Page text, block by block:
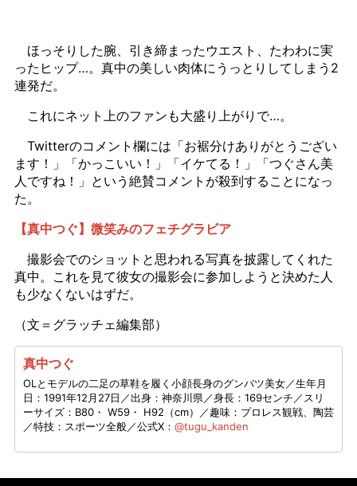
ほっそりした腕、引き締まったウエスト、たわわに実
ったヒップ…。真中の美しい肉体にうっとりしてしまう2
連発だ。
これにネット上のファンも大盛り上がりで…。
Twitterのコメント欄には「お裾分けありがとうござい
ます！」「かっこいい！」「イケてる！」「つぐさん美
人ですね！」という絶賛コメントが殺到することになっ
た。
【真中つぐ】微笑みのフェチグラビア
撮影会でのショットと思われる写真を披露してくれた
真中。これを見て彼女の撮影会に参加しようと決めた人
も少なくないはずだ。
（文＝グラッチェ編集部）
真中つぐ
OLとモデルの二足の草鞋を履く小顔長身のグンバツ美女／生年月
日：1991年12月27日／出身：神奈川県／身長：169センチ／スリ
ーサイズ：B80・ W59・ H92（cm）／趣味：プロレス観戦、陶芸
／特技：スポーツ全般／公式X： @tugu_kanden